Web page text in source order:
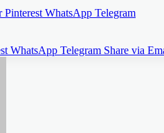
Pinterest WhatsApp Telegram
WhatsApp Telegram Share via